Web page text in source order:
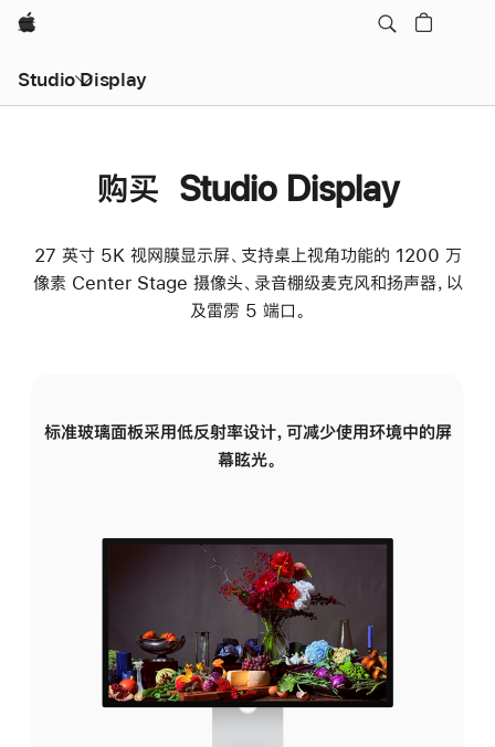
Apple
Studio Display
购买 Studio Display
27 英寸 5K 视网膜显示屏、支持桌上视角功能的 1200 万
像素 Center Stage 摄像头、录音棚级麦克风和扬声器，以
及雷雳 5 端口。
标准玻璃面板采用低反射率设计，可减少使用环境中的屏
幕眩光。